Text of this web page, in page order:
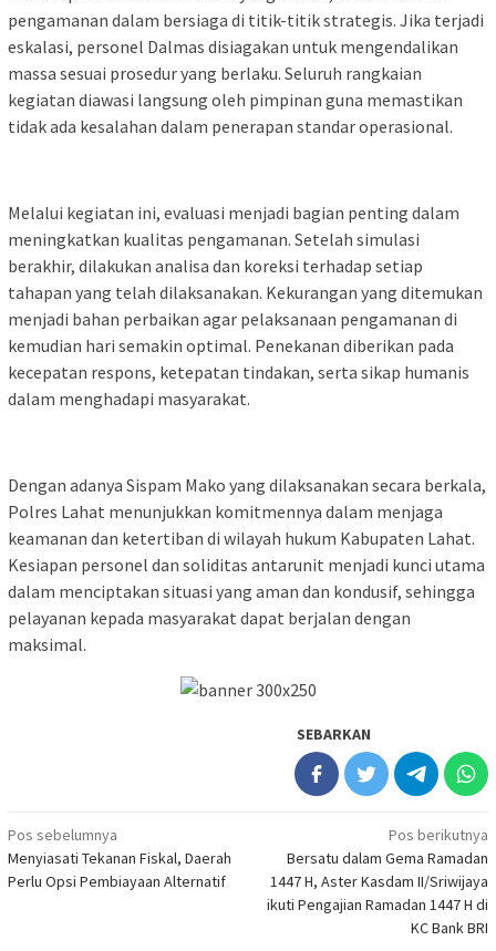
pengamanan dalam bersiaga di titik-titik strategis. Jika terjadi
eskalasi, personel Dalmas disiagakan untuk mengendalikan
massa sesuai prosedur yang berlaku. Seluruh rangkaian
kegiatan diawasi langsung oleh pimpinan guna memastikan
tidak ada kesalahan dalam penerapan standar operasional.
Melalui kegiatan ini, evaluasi menjadi bagian penting dalam
meningkatkan kualitas pengamanan. Setelah simulasi
berakhir, dilakukan analisa dan koreksi terhadap setiap
tahapan yang telah dilaksanakan. Kekurangan yang ditemukan
menjadi bahan perbaikan agar pelaksanaan pengamanan di
kemudian hari semakin optimal. Penekanan diberikan pada
kecepatan respons, ketepatan tindakan, serta sikap humanis
dalam menghadapi masyarakat.
Dengan adanya Sispam Mako yang dilaksanakan secara berkala,
Polres Lahat menunjukkan komitmennya dalam menjaga
keamanan dan ketertiban di wilayah hukum Kabupaten Lahat.
Kesiapan personel dan soliditas antarunit menjadi kunci utama
dalam menciptakan situasi yang aman dan kondusif, sehingga
pelayanan kepada masyarakat dapat berjalan dengan
maksimal.
SEBARKAN
Navigasi
pos
Pos sebelumnya
Menyiasati Tekanan Fiskal, Daerah
Perlu Opsi Pembiayaan Alternatif
Pos berikutnya
Bersatu dalam Gema Ramadan
1447 H, Aster Kasdam II/Sriwijaya
ikuti Pengajian Ramadan 1447 H di
KC Bank BRI